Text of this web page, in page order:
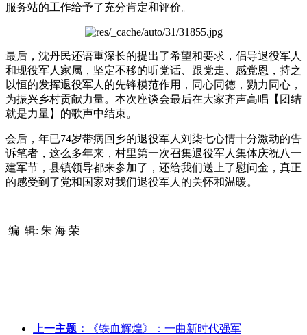
服务站的工作给予了充分肯定和评价。
最后，沈丹民还语重深长的提出了希望和要求，倡导退役军人
和现役军人家属，坚定不移的听党话、跟党走、感党恩，持之
以恒的发挥退役军人的先锋模范作用，同心同德，勠力同心，
为振兴乡村贡献力量。本次座谈会最后在大家齐声高唱【团结
就是力量】的歌声中结束。
会后，年已74岁带病回乡的退役军人刘柒七心情十分激动的告
诉笔者，这么多年来，村里第一次召集退役军人集体庆祝八一
建军节，县镇领导都来参加了，还给我们送上了慰问金，真正
的感受到了党和国家对我们退役军人的关怀和温暖。
编 辑: 朱 海 荣
上一主题： 《铁血辉煌》：一曲新时代强军